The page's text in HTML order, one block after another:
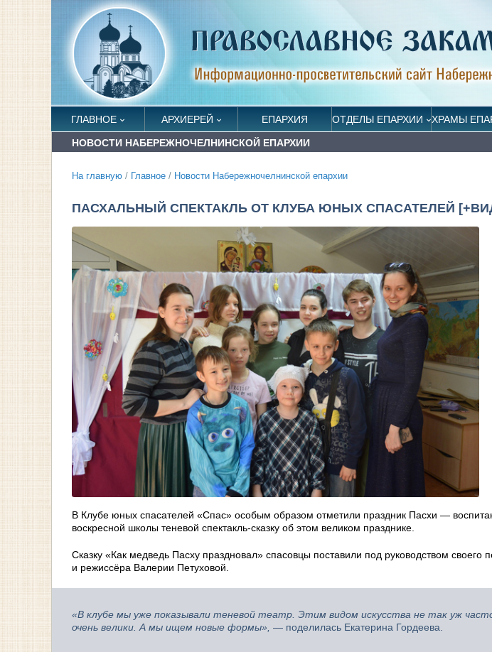
ГЛАВНОЕ АРХИЕРЕЙ ЕПАРХИЯ ОТДЕЛЫ ЕПАРХИИ ХРАМЫ
НОВОСТИ НАБЕРЕЖНОЧЕЛНИНСКОЙ ЕПАРХИИ
На главную / Главное / Новости Набережночелнинской епархии
ПАСХАЛЬНЫЙ СПЕКТАКЛЬ ОТ КЛУБА ЮНЫХ СПАСАТЕЛЕЙ
В Клубе юных спасателей «Спас» особым образом отметили праздник Пасхи —
воскресной школы теневой спектакль-сказку об этом великом празднике.
Сказку «Как медведь Пасху праздновал» спасовцы поставили под руководством своего
и режиссёра Валерии Петуховой.
«В клубе мы уже показывали теневой театр. Этим видом искусства не так уж
очень велики. А мы ищем новые формы», — поделилась Екатерина Гордеева.